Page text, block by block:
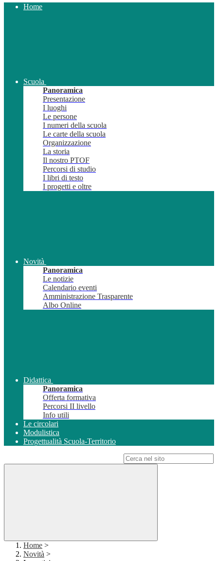
Home
Scuola
Panoramica
Presentazione
I luoghi
Le persone
I numeri della scuola
Le carte della scuola
Organizzazione
La storia
Il nostro PTOF
Percorsi di studio
I libri di testo
I progetti e oltre
Novità
Panoramica
Le notizie
Calendario eventi
Amministrazione Trasparente
Albo Online
Didattica
Panoramica
Offerta formativa
Percorsi II livello
Info utili
Le circolari
Modulistica
Progettualità Scuola-Territorio
Home >
Novità >